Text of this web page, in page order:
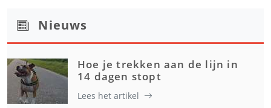
Nieuws
Hoe je trekken aan de lijn in
14 dagen stopt
Lees het artikel